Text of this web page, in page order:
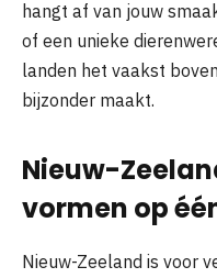
hangt af van jouw
of een unieke
landen het vaakst
bijzonder maakt.
Nieuw-
vormen op
Nieuw-Zeeland is voor